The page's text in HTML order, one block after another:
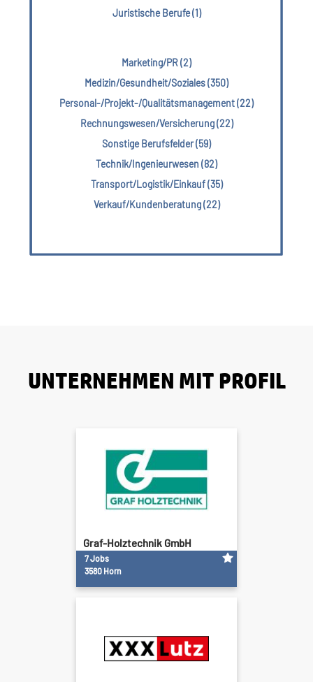
Juristische Berufe (1)
Marketing/PR (2)
Medizin/Gesundheit/Soziales (350)
Personal-/Projekt-/Qualitätsmanagement (22)
Rechnungswesen/Versicherung (22)
Sonstige Berufsfelder (59)
Technik/Ingenieurwesen (82)
Transport/Logistik/Einkauf (35)
Verkauf/Kundenberatung (22)
UNTERNEHMEN MIT PROFIL
Graf-Holztechnik GmbH
7 Jobs
3580 Horn